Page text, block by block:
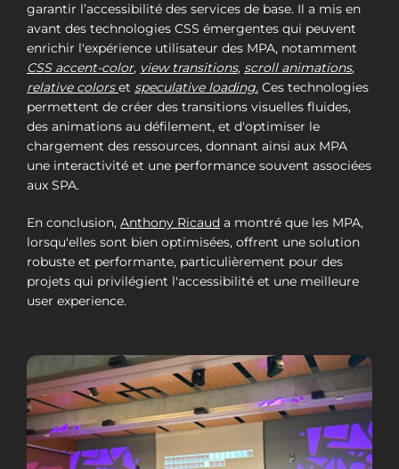
garantir l’accessibilité des services de base. Il a mis en
avant des technologies CSS émergentes qui peuvent
enrichir l'expérience utilisateur des MPA, notamment
CSS accent-color, view transitions, scroll animations,
relative colors et speculative loading. Ces technologies
permettent de créer des transitions visuelles fluides,
des animations au défilement, et d'optimiser le
chargement des ressources, donnant ainsi aux MPA
une interactivité et une performance souvent associées
aux SPA.
En conclusion, Anthony Ricaud a montré que les MPA,
lorsqu'elles sont bien optimisées, offrent une solution
robuste et performante, particulièrement pour des
projets qui privilégient l'accessibilité et une meilleure
user experience.